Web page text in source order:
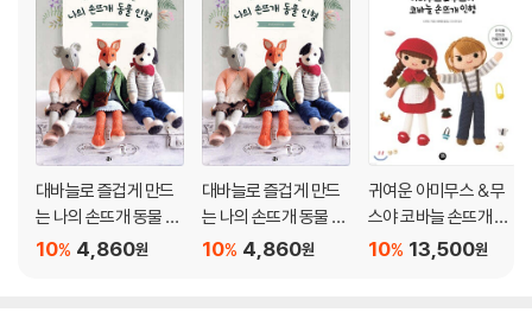
대바늘로 즐겁게 만드
는 나의 손뜨개 동물 인
형
4,860원
10%
대바늘로 즐겁게 만드
는 나의 손뜨개 동물 인
형
4,860원
10%
귀여운 아미무스 & 무
스야 코바늘 손뜨개 인
형
13,500원
10%